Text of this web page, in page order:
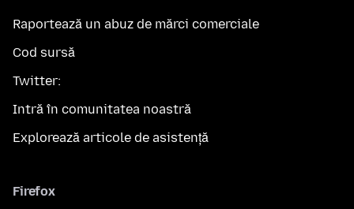
Raportează un abuz de mărci comerciale
Cod sursă
Twitter:
Intră în comunitatea noastră
Explorează articole de asistență
Firefox